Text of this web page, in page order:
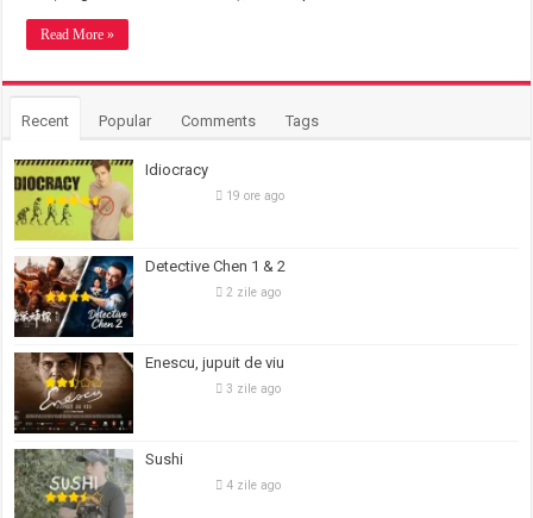
Read More »
Recent Popular Comments Tags
Idiocracy
19 ore ago
Detective Chen 1 & 2
2 zile ago
Enescu, jupuit de viu
3 zile ago
Sushi
4 zile ago